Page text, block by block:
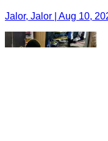
Jalor, Jalor | Aug 10,